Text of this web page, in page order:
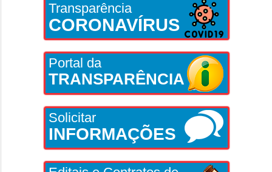
Transparência
CORONAVÍRUS
Portal da
TRANSPARÊNCIA
Solicitar
INFORMAÇÕES